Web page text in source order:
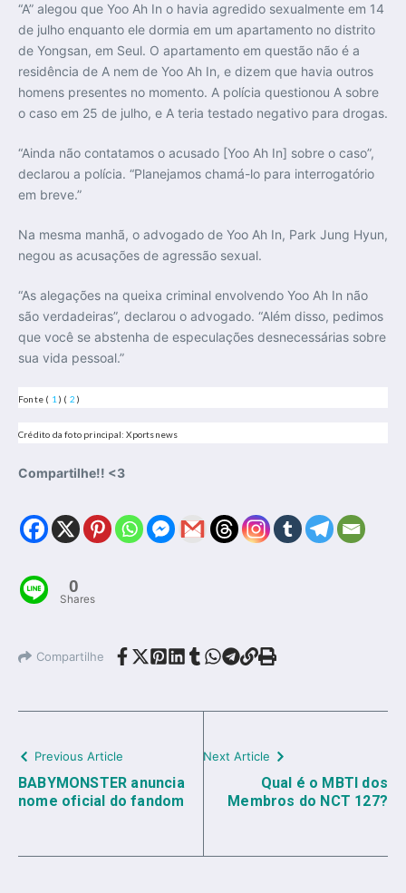
“A” alegou que Yoo Ah In o havia agredido sexualmente em 14
de julho enquanto ele dormia em um apartamento no distrito
de Yongsan, em Seul. O apartamento em questão não é a
residência de A nem de Yoo Ah In, e dizem que havia outros
homens presentes no momento. A polícia questionou A sobre
o caso em 25 de julho, e A teria testado negativo para drogas.
“Ainda não contatamos o acusado [Yoo Ah In] sobre o caso”,
declarou a polícia. “Planejamos chamá-lo para interrogatório
em breve.”
Na mesma manhã, o advogado de Yoo Ah In, Park Jung Hyun,
negou as acusações de agressão sexual.
“As alegações na queixa criminal envolvendo Yoo Ah In não
são verdadeiras”, declarou o advogado. “Além disso, pedimos
que você se abstenha de especulações desnecessárias sobre
sua vida pessoal.”
Fonte ( 1 ) ( 2 )
Crédito da foto principal: Xportsnews
Compartilhe!! <3
0
Shares
Compartilhe
Previous Article
BABYMONSTER anuncia
nome oficial do fandom
Next Article
Qual é o MBTI dos
Membros do NCT 127?